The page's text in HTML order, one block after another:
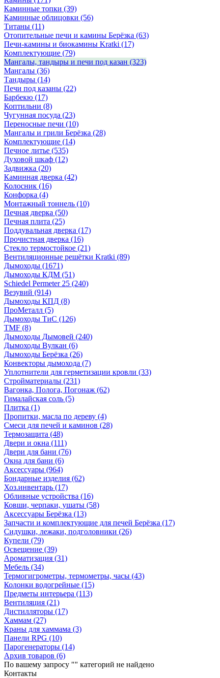
Каминные топки (39)
Каминные облицовки (56)
Титаны (11)
Отопительные печи и камины Берёзка (63)
Печи-камины и биокамины Kratki (17)
Комплектующие (79)
Мангалы, тандыры и печи под казан (323)
Мангалы (36)
Тандыры (14)
Печи под казаны (22)
Барбекю (17)
Коптильни (8)
Чугунная посуда (23)
Переносные печи (10)
Мангалы и грили Берёзка (28)
Комплектующие (14)
Печное литье (535)
Духовой шкаф (12)
Задвижка (20)
Каминная дверка (42)
Колосник (16)
Конфорка (4)
Монтажный тоннель (10)
Печная дверка (50)
Печная плита (25)
Поддувальная дверка (17)
Прочистная дверка (16)
Стекло термостойкое (21)
Вентиляционные решётки Kratki (89)
Дымоходы (1671)
Дымоходы КДМ (51)
Schiedel Permeter 25 (240)
Везувий (914)
Дымоходы КПД (8)
ПроМеталл (5)
Дымоходы ТиС (126)
TMF (8)
Дымоходы Дымовей (240)
Дымоходы Вулкан (6)
Дымоходы Берёзка (26)
Конвекторы дымохода (7)
Уплотнители для герметизации кровли (33)
Стройматериалы (231)
Вагонка, Полога, Погонаж (62)
Гималайская соль (5)
Плитка (1)
Пропитки, масла по дереву (4)
Смеси для печей и каминов (28)
Термозащита (48)
Двери и окна (111)
Двери для бани (76)
Окна для бани (6)
Аксессуары (964)
Бондарные изделия (62)
Хоз.инвентарь (17)
Обливные устройства (16)
Ковши, черпаки, ушаты (58)
Аксессуары Берёзка (13)
Запчасти и комплектующие для печей Берёзка (17)
Сидушки, лежаки, подголовники (26)
Купели (79)
Освещение (39)
Ароматизация (31)
Мебель (34)
Термогигрометры, термометры, часы (43)
Колонки водогрейные (15)
Предметы интерьера (113)
Вентиляция (21)
Дистилляторы (17)
Хаммам (27)
Краны для хаммама (3)
Панели RPG (10)
Парогенераторы (14)
Архив товаров (6)
По вашему запросу "" категорий не найдено
Контакты